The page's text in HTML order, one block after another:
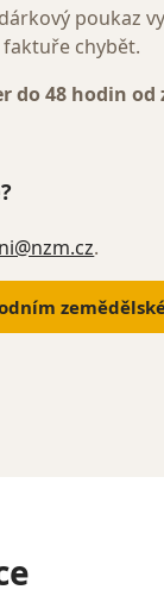
poukaz
chybět.
do 48 hodin
.